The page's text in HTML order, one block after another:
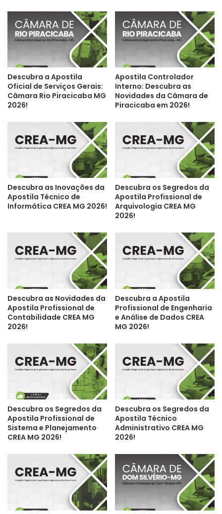
Descubra a Apostila
Oficial de Serviços Gerais:
Câmara Rio Piracicaba MG
2026!
Apostila Controlador
Interno: Descubra as
Novidades da Câmara de
Piracicaba em 2026!
Descubra as Inovações da
Apostila Técnico de
Informática CREA MG 2026!
Descubra os Segredos da
Apostila Profissional de
Arquivologia CREA MG
2026!
Descubra as Novidades da
Apostila Profissional de
Contabilidade CREA MG
2026!
Descubra a Apostila
Profissional de Engenharia
e Análise de Dados CREA
MG 2026!
Descubra os Segredos da
Apostila Profissional de
Sistema e Planejamento
CREA MG 2026!
Descubra os Segredos da
Apostila Técnico
Administrativo CREA MG
2026!